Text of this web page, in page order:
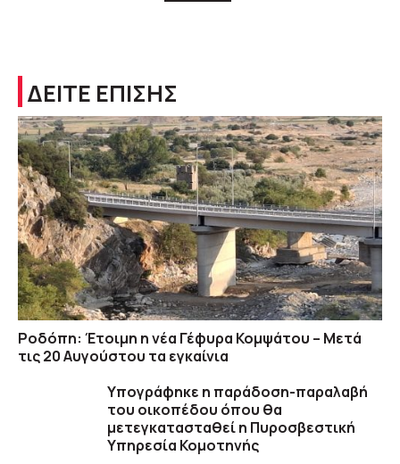
ΔΕΙΤΕ ΕΠΙΣΗΣ
Ροδόπη: Έτοιμη η νέα Γέφυρα Κομψάτου – Μετά
τις 20 Αυγούστου τα εγκαίνια
Υπογράφηκε η παράδοση-παραλαβή
του οικοπέδου όπου θα
μετεγκατασταθεί η Πυροσβεστική
Υπηρεσία Κομοτηνής